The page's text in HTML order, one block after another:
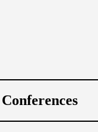
Conferences